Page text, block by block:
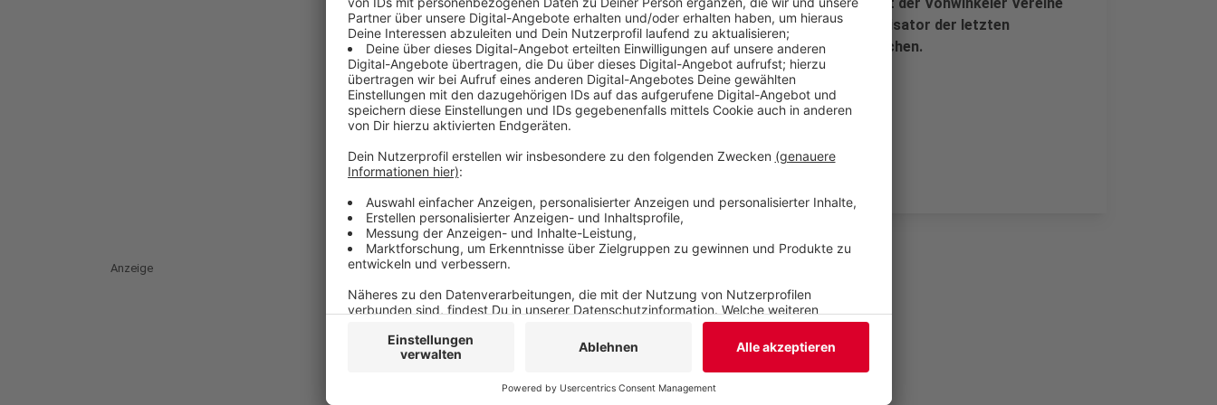
und der Vohwinkel-Tag der Einzelhändler gefeiert. Der Organisator der letzten
Flohmärkte war bisher nicht für eine Stellungnahme zu erreichen.
Veröffentlicht:Freitag, 09.08.2019 13:46
Anzeige
Anzeige